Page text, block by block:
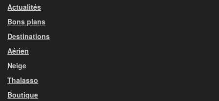
Actualités
Bons plans
Destinations
Aérien
Neige
Thalasso
Boutique